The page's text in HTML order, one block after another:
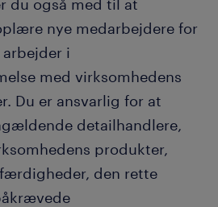
du også med til at
nye medarbejdere for
i
med virksomhedens
Du er ansvarlig for at
detailhandlere,
produkter,
den rette